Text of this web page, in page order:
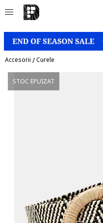
Accesorii /Curele
STOC EPUIZAT